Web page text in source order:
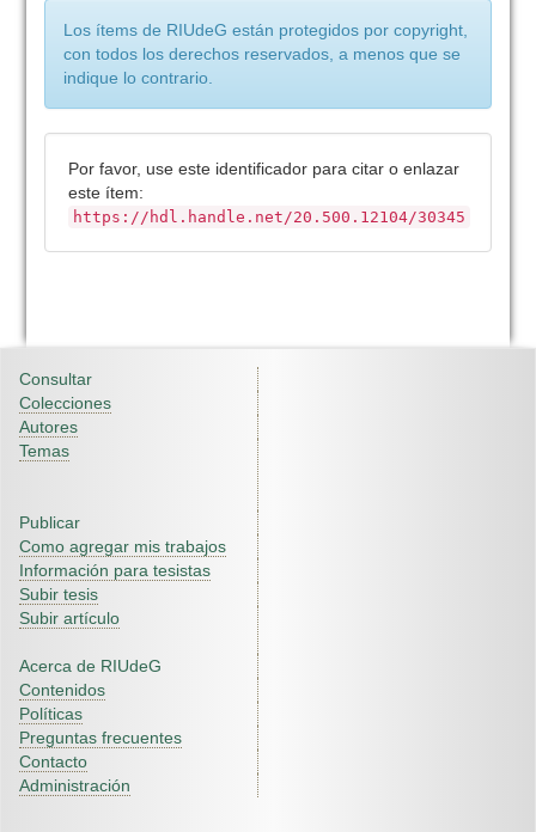
Los ítems de RIUdeG están protegidos por copyright,
con todos los derechos reservados, a menos que se
indique lo contrario.
Por favor, use este identificador para citar o enlazar
este ítem:
https://hdl.handle.net/20.500.12104/30345
Consultar
Colecciones
Autores
Temas
Publicar
Como agregar mis trabajos
Información para tesistas
Subir tesis
Subir artículo
Acerca de RIUdeG
Contenidos
Políticas
Preguntas frecuentes
Contacto
Administración